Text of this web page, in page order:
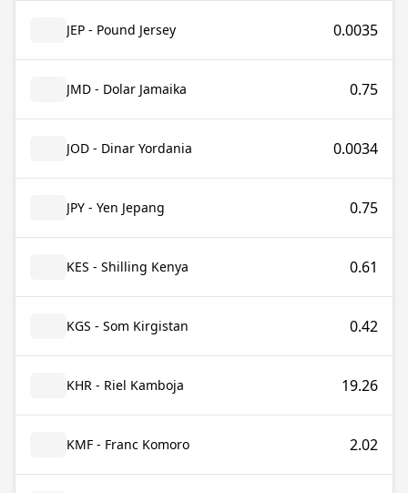
JEP - Pound Jersey 0.0035
JMD - Dolar Jamaika 0.75
JOD - Dinar Yordania 0.0034
JPY - Yen Jepang 0.75
KES - Shilling Kenya 0.61
KGS - Som Kirgistan 0.42
KHR - Riel Kamboja 19.26
KMF - Franc Komoro 2.02